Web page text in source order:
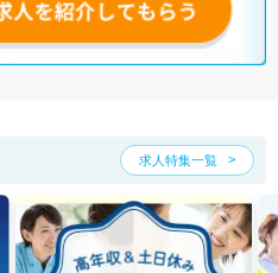
求人特集一覧